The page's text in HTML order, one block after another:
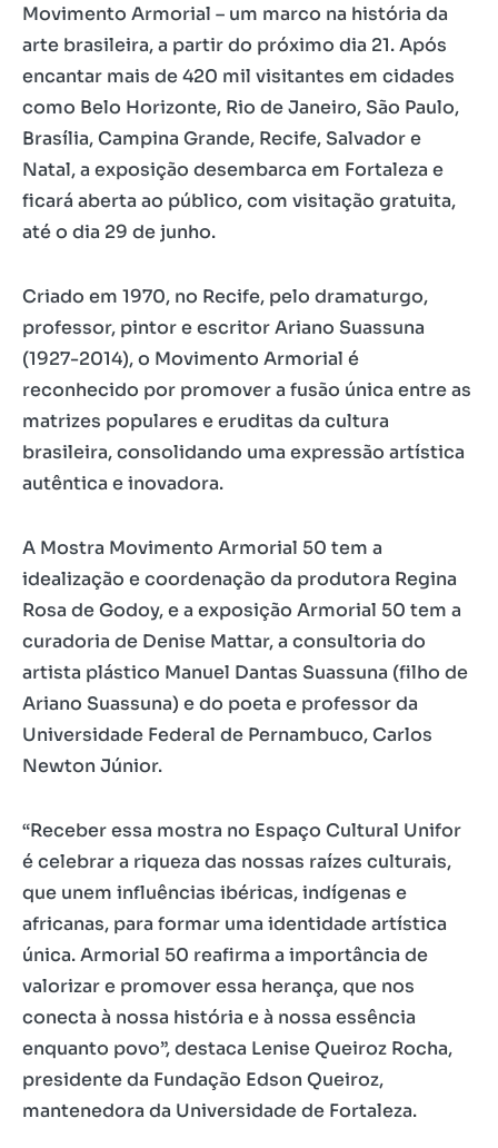
Movimento Armorial – um marco na história da
arte brasileira, a partir do próximo dia 21. Após
encantar mais de 420 mil visitantes em cidades
como Belo Horizonte, Rio de Janeiro, São Paulo,
Brasília, Campina Grande, Recife, Salvador e
Natal, a exposição desembarca em Fortaleza e
ficará aberta ao público, com visitação gratuita,
até o dia 29 de junho.
Criado em 1970, no Recife, pelo dramaturgo,
professor, pintor e escritor Ariano Suassuna
(1927-2014), o Movimento Armorial é
reconhecido por promover a fusão única entre as
matrizes populares e eruditas da cultura
brasileira, consolidando uma expressão artística
autêntica e inovadora.
A Mostra Movimento Armorial 50 tem a
idealização e coordenação da produtora Regina
Rosa de Godoy, e a exposição Armorial 50 tem a
curadoria de Denise Mattar, a consultoria do
artista plástico Manuel Dantas Suassuna (filho de
Ariano Suassuna) e do poeta e professor da
Universidade Federal de Pernambuco, Carlos
Newton Júnior.
“Receber essa mostra no Espaço Cultural Unifor
é celebrar a riqueza das nossas raízes culturais,
que unem influências ibéricas, indígenas e
africanas, para formar uma identidade artística
única. Armorial 50 reafirma a importância de
valorizar e promover essa herança, que nos
conecta à nossa história e à nossa essência
enquanto povo”, destaca Lenise Queiroz Rocha,
presidente da Fundação Edson Queiroz,
mantenedora da Universidade de Fortaleza.